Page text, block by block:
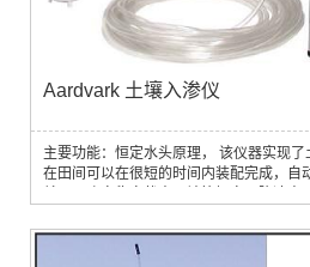
Aardvark 土壤入渗仪
主要功能：恒定水头原理， 该仪器实现了
在田间可以在很短的时间内装配完成，自